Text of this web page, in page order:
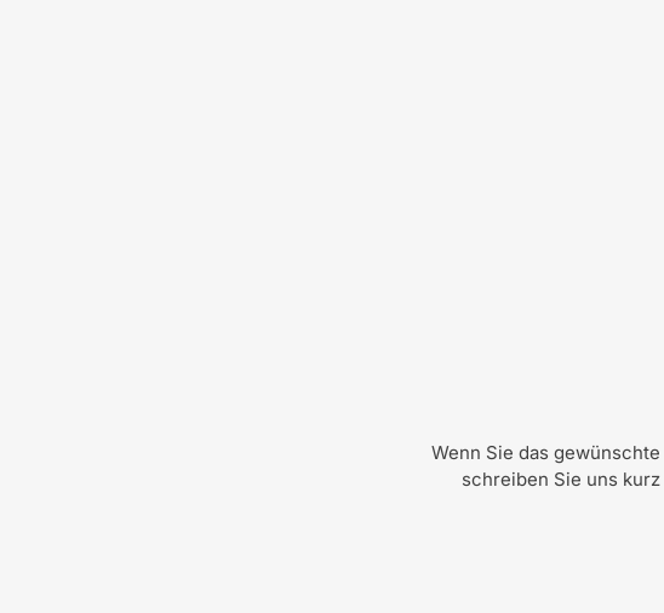
Wenn Sie das
schreiben Sie uns